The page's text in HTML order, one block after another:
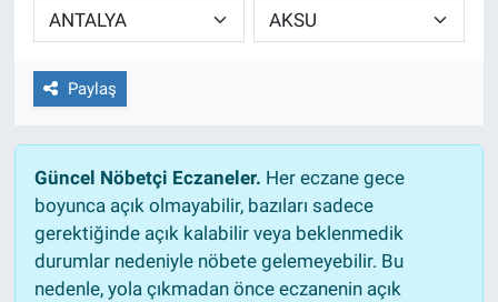
Paylaş
Güncel Nöbetçi Eczaneler. Her eczane gece
boyunca açık olmayabilir, bazıları sadece
gerektiğinde açık kalabilir veya beklenmedik
durumlar nedeniyle nöbete gelemeyebilir. Bu
nedenle, yola çıkmadan önce eczanenin açık
EĞİTİM
ÖZEL HABER
SAĞLIK
SPOR